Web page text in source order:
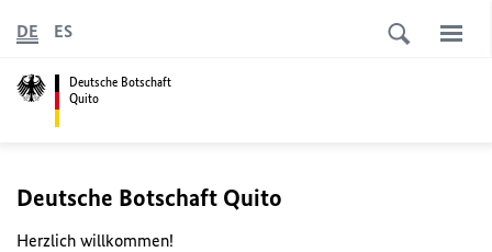
Deutsche Botschaft
Quito
DE ES
Deutsche Botschaft Quito
Herzlich willkommen!